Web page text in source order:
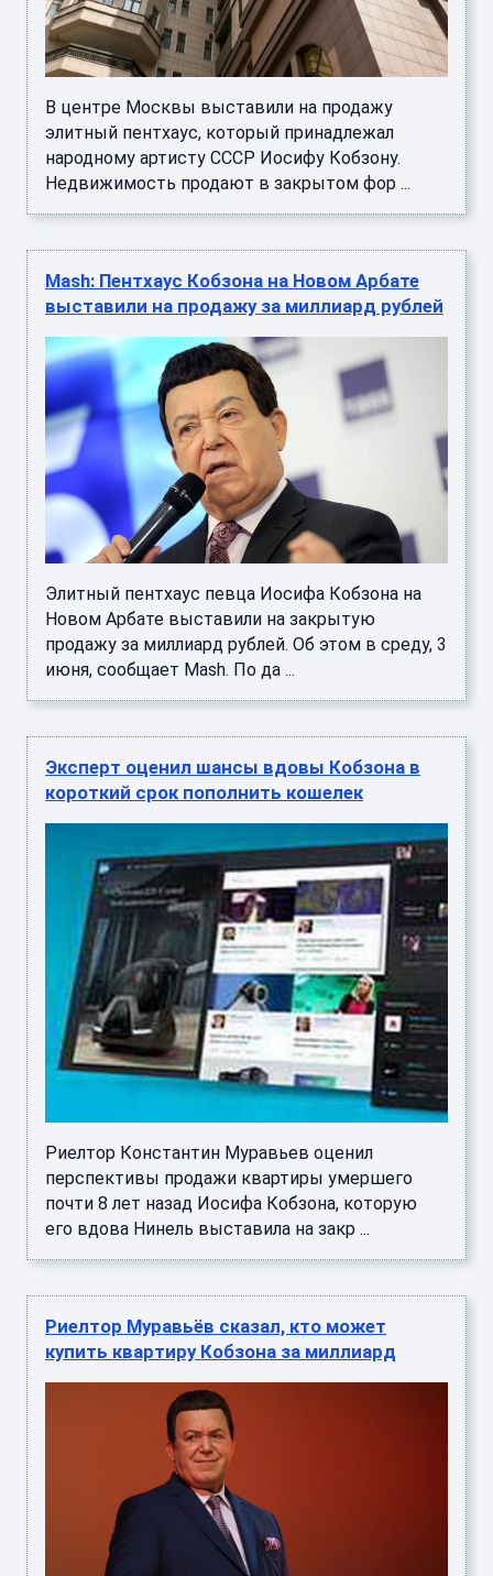
В центре Москвы выставили на продажу
элитный пентхаус, который принадлежал
народному артисту СССР Иосифу Кобзону.
Недвижимость продают в закрытом фор ...
Mash: Пентхаус Кобзона на Новом Арбате
выставили на продажу за миллиард рублей
Элитный пентхаус певца Иосифа Кобзона на
Новом Арбате выставили на закрытую
продажу за миллиард рублей. Об этом в среду, 3
июня, сообщает Mash. По да ...
Эксперт оценил шансы вдовы Кобзона в
короткий срок пополнить кошелек
Риелтор Константин Муравьев оценил
перспективы продажи квартиры умершего
почти 8 лет назад Иосифа Кобзона, которую
его вдова Нинель выставила на закр ...
Риелтор Муравьёв сказал, кто может
купить квартиру Кобзона за миллиард